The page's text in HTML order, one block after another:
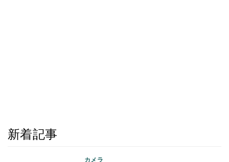
新着記事
カメラ